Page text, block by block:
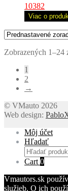
10382
Viac o
Zobrazených 1–24
1
2
→
© VMauto 2026
Web design:
Môj účet
Hľadať
Hľadať:
Cart 0
Vmautors.sk
služieb. O ich